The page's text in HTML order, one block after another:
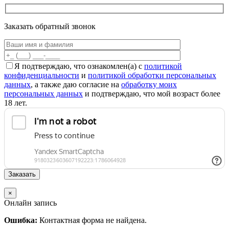
Заказать обратный звонок
Я подтверждаю, что ознакомлен(а) с политикой
конфиденциальности и политикой обработки персональных
данных, а также даю согласие на обработку моих
персональных данных и подтверждаю, что мой возраст более
18 лет.
×
Онлайн запись
Ошибка: Контактная форма не найдена.